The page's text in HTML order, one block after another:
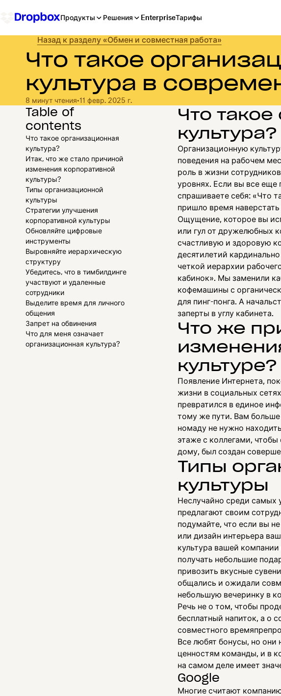
Продукты Решения EnterpriseТарифы
Назад к разделу «Обмен и совместная работа»
Что такое
культура в
8 минут чтения•11 февр. 2025 г.
Table of
contents
Что такое организационная
культура?
Итак, что же стало причиной
изменения корпоративной
культуры?
Типы организационной
культуры
Стратегии улучшения
корпоративной культуры
Обновляйте цифровые
инструменты
Выровняйте иерархическую
структуру
Убедитесь, что в тимбилдинге
участвуют и удаленные
сотрудники
Выделите время для личного
общения
Запрет на обвинения
Что для меня означает
организационная культура?
Что
культура?
Организационную
поведения на рабочем
роль в жизни
уровнях. Если вы все еще
спрашиваете себя: «Что
пришло время
Ощущение, которое вы
или гул от дружелюбных
счастливую и здоровую
десятилетий
четкой иерархии
кабинок». Мы заменили
кофемашины с
для пинг-понга. А
заперты в углу кабинета.
Что же
культуре?
Появление Интернета,
жизни в социальных
превратился в единое
тому же пути. Вам
номаду не нужно
этаже с коллегами,
дому, был создан
Типы
культуры
Неслучайно среди
предлагают своим
подумайте, что если вы
или дизайн интерьера
культура вашей компании
получать небольшие
привозить вкусные
общались и ожидали
небольшую вечеринку в
Речь не о том, чтобы
бесплатный напиток, а о
совместного
Все любят бонусы, но
ценностям команды, и в
на самом деле имеет
Google
Многие считают